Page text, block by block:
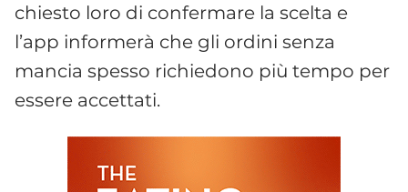
chiesto loro di confermare la scelta e
l’app informerà che gli ordini senza
mancia spesso richiedono più tempo per
essere accettati.